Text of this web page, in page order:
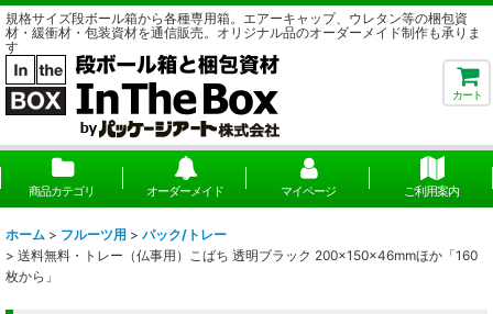
規格サイズ段ボール箱から各種専用箱。エアーキャップ、ウレタン等の梱包資
材・緩衝材・包装資材を通信販売。オリジナル品のオーダーメイド制作も承りま
す
カート
商品カテゴリ オーダーメイド マイページ ご利用案内
ホーム > フルーツ用 > パック/トレー
> 送料無料・トレー（仏事用）こばち 透明ブラック 200×150×46mmほか「160
枚から」